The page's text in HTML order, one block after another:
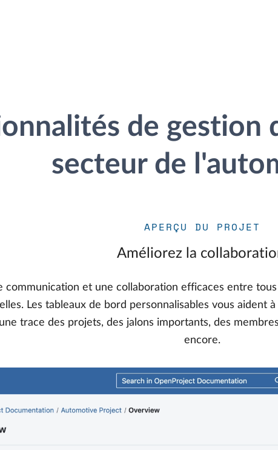
de gestion
secteur de
APERÇU DU PROJET
Améliorez la
communication et une collaboration efficaces entre
Les tableaux de bord personnalisables vous aident
trace des projets, des jalons importants, des
encore.